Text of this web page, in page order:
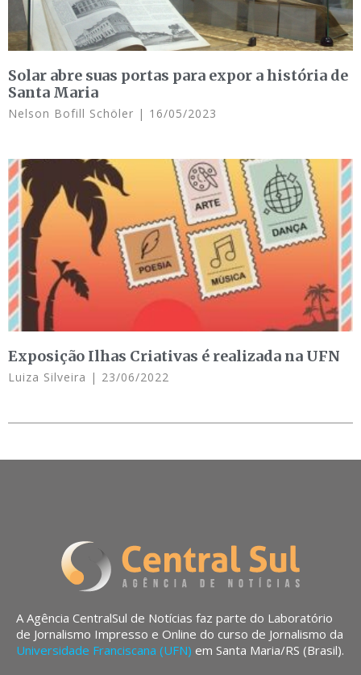
Solar abre suas portas para expor a história de
Santa Maria
Nelson Bofill Schöler 16/05/2023
Exposição Ilhas Criativas é realizada na UFN
Luiza Silveira 23/06/2022
A Agência CentralSul de Notícias faz parte do Laboratório
de Jornalismo Impresso e Online do curso de Jornalismo da
Universidade Franciscana (UFN) em Santa Maria/RS (Brasil).